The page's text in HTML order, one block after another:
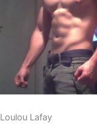
Loulou Lafay